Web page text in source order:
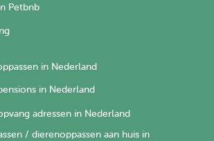
Petbnb
in Nederland
in Nederland
adressen in Nederland
/ dierenoppassen aan huis in